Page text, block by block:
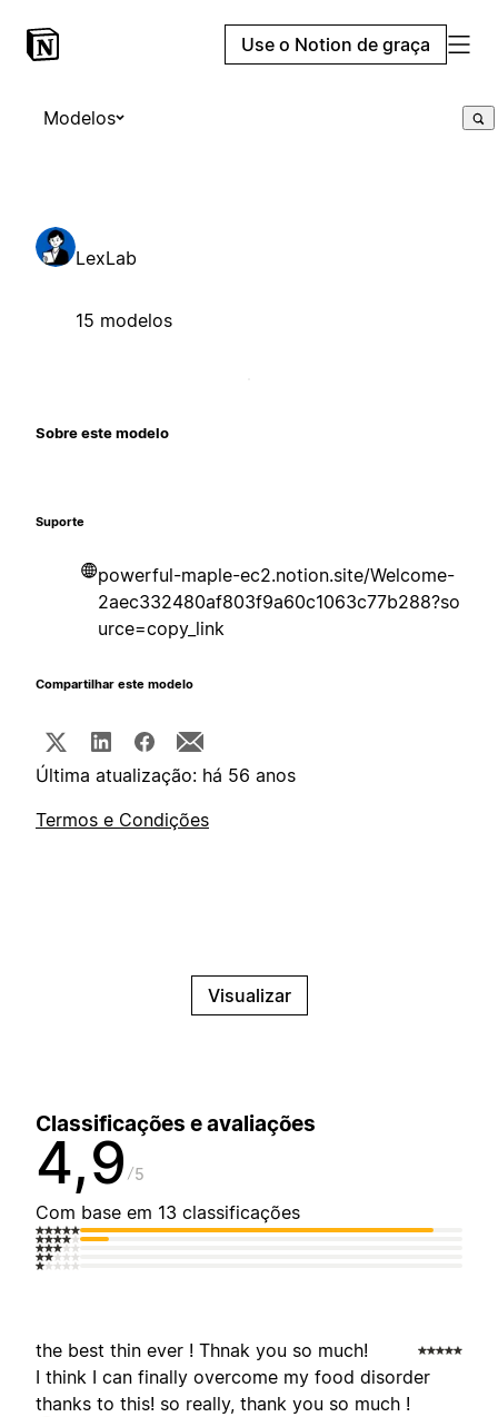
Use o Notion de graça
Modelos
LexLab
15 modelos
Sobre este modelo
Suporte
powerful-maple-ec2.notion.site/Welcome-
2aec332480af803f9a60c1063c77b288?so
urce=copy_link
Compartilhar este modelo
Última atualização: há 56 anos
Termos e Condições
Visualizar
Classificações e avaliações
4,9 5
Com base em 13 classificações
the best thin ever ! Thnak you so much!
I think I can finally overcome my food disorder
thanks to this! so really, thank you so much !